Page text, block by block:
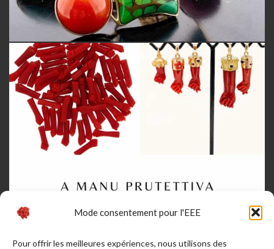
Mode consentement pour l'EEE
Pour offrir les meilleures expériences, nous utilisons des